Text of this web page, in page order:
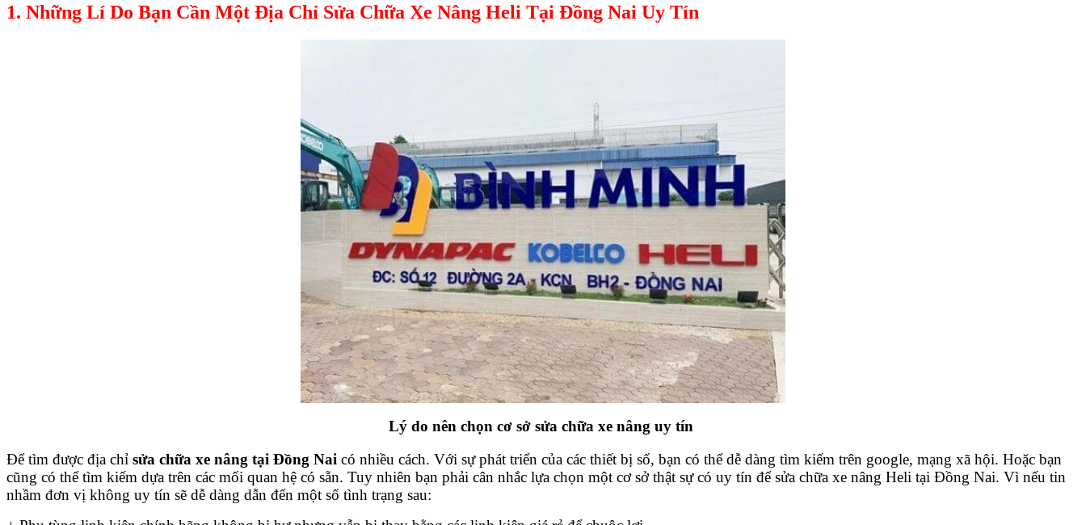
1. Những Lí Do Bạn Cần Một Địa Chỉ Sửa Chữa Xe Nâng Heli Tại Đồng Nai Uy Tín
Lý do nên chọn cơ sở sửa chữa xe nâng uy tín
Để tìm được địa chỉ sửa chữa xe nâng tại Đồng Nai có nhiều cách. Với sự phát triển của các thiết bị số, bạn có thể dễ dàng tìm kiếm trên google, mạng xã hội. Hoặc bạn
cũng có thể tìm kiếm dựa trên các mối quan hệ có sẵn. Tuy nhiên bạn phải cân nhắc lựa chọn một cơ sở thật sự có uy tín để sửa chữa xe nâng Heli tại Đồng Nai. Vì nếu tin
nhầm đơn vị không uy tín sẽ dễ dàng dẫn đến một số tình trạng sau: